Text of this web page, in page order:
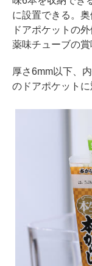
に設置できる。
ドアポケットの
薬味チューブの賞
厚さ6mm以下、
のドアポケットに